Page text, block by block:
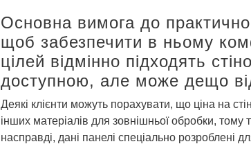
Основна вимога до практично
щоб забезпечити в ньому
цілей відмінно підходять
доступною, але може дещо
Деякі клієнти можуть порахувати, що ціна на
інших матеріалів для зовнішньої обробки,
насправді, дані панелі спеціально розроблені